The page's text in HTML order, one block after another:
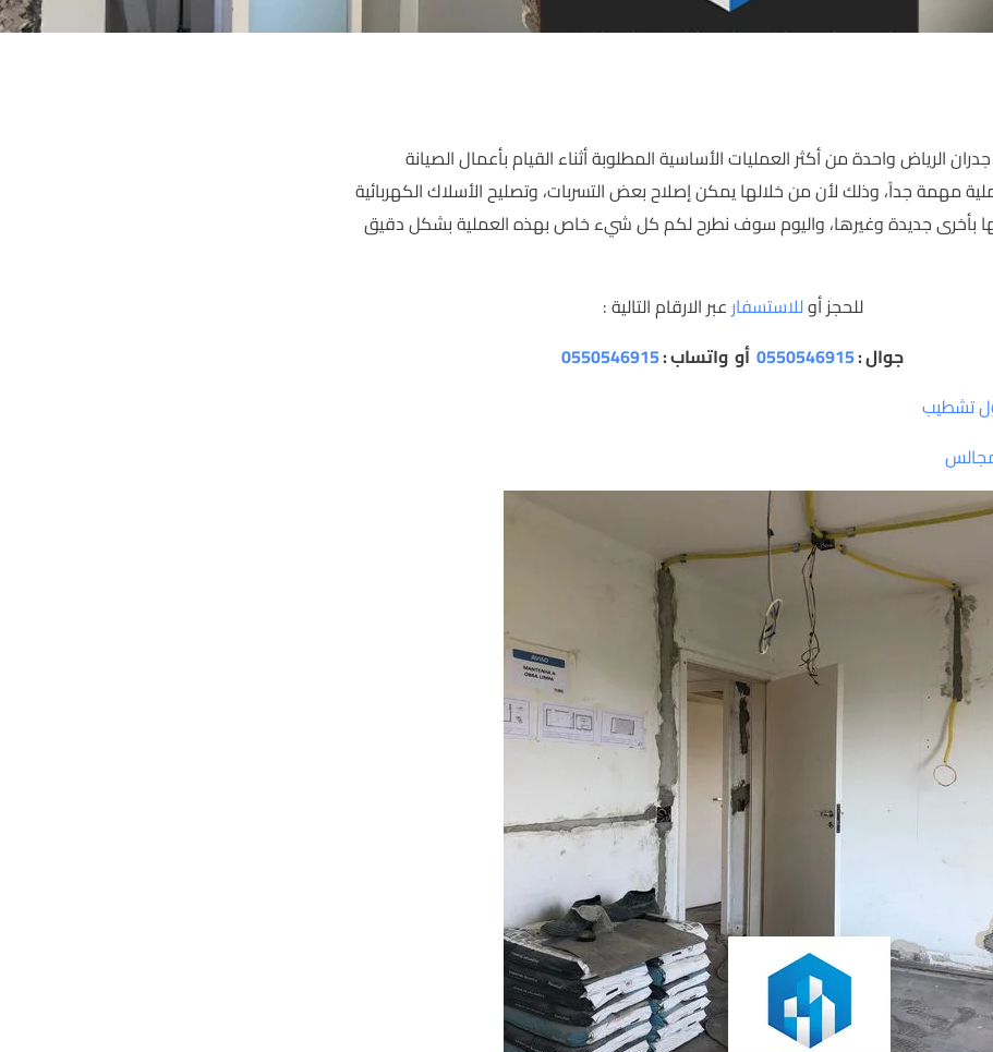
ورق جدران
الرياض واحدة من أكثر العمليات الأساسية المطلوبة أثناء القيام بأعمال الصيانة
مهمة جداً، وذلك لأن من خلالها يمكن إصلاح بعض التسربات، وتصليح الأسلاك الكهربائية
بأخرى جديدة وغيرها، واليوم سوف نطرح لكم كل شيء خاص بهذه العملية بشكل دقيق
للحجز أوللاستسفارعبر الارقام التالية :
جوال:
0550546915 أو واتساب:
0550546915
تشطيب